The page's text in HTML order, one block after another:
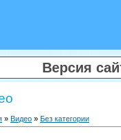
Версия
» Видео » Без категории